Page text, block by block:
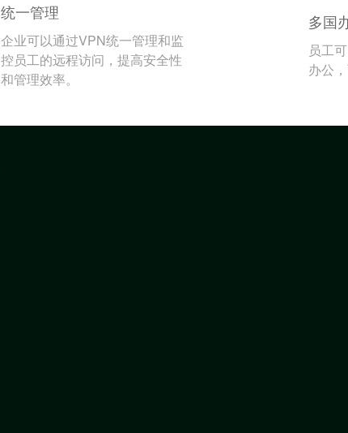
统一管理
企业可以通过VPN统一管理和监
控员工的远程访问，提高安全性
和管理效率。
多国
员工
办公